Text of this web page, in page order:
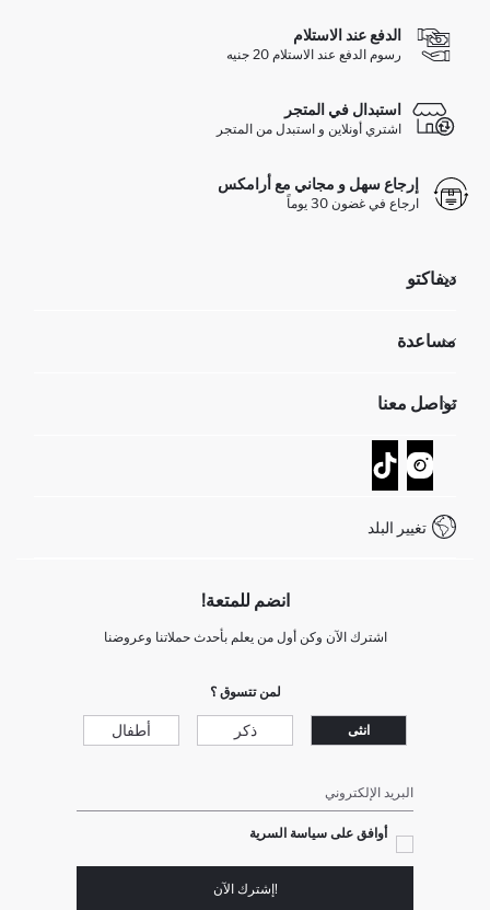
الدفع عند الاستلام
رسوم الدفع عند الاستلام 20 جنيه
استبدال في المتجر
اشتري أونلاين و استبدل من المتجر
إرجاع سهل و مجاني مع أرامكس
ارجاع في غضون 30 يوماً
ديفاكتو
تعرف علينا
GIFT CLUB
مساعدة
عمليات الارجاع و الاستبدال السهلة
تتبع الشحنة
كيف يمكنك التسوق في ديفاكتو ؟
كيف تدفع في ديفاكتو؟
شروط المنافسة
تواصل معنا
نموذج الاتصال
خدمة العملاء
Call Center 19782
تغيير البلد
انضم للمتعة!
اشترك الآن وكن أول من يعلم بأحدث حملاتنا وعروضنا
لمن تتسوق ؟
انثى ذكر أطفال
البريد الإلكتروني
أوافق على سياسة السرية
!إشترك الآن